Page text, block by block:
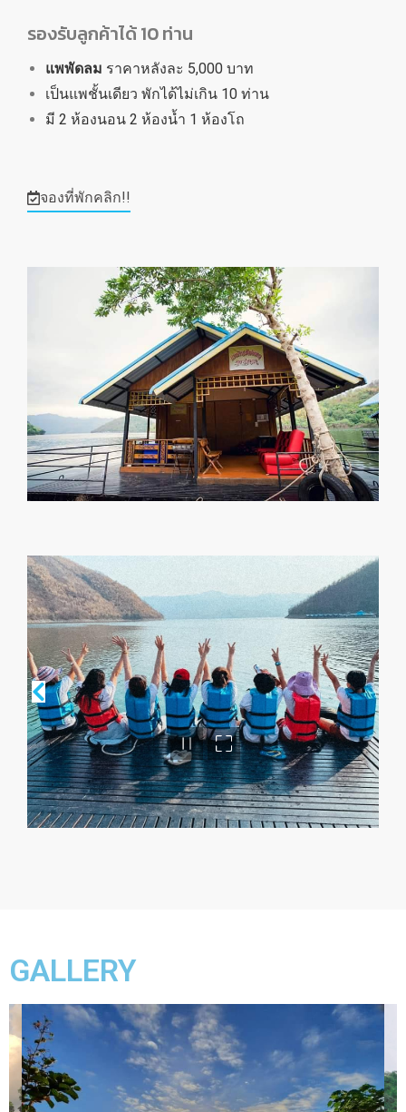
รองรับลูกค้าได้ 10 ท่าน
แพพัดลม ราคาหลังละ 5,000 บาท
เป็นแพชั้นเดียว พักได้ไม่เกิน 10 ท่าน
มี 2 ห้องนอน 2 ห้องน้ำ 1 ห้องโถ
จองที่พักคลิก!!
GALLERY